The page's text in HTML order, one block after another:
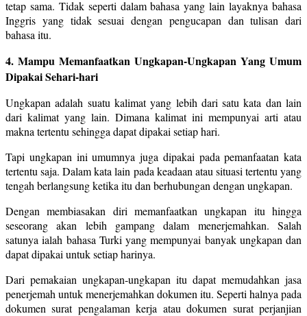
tetap sama. Tidak seperti dalam bahasa yang lain layaknya bahasa
Inggris yang tidak sesuai dengan pengucapan dan tulisan dari
bahasa itu.
4. Mampu Memanfaatkan Ungkapan-Ungkapan Yang Umum
Dipakai Sehari-hari
Ungkapan adalah suatu kalimat yang lebih dari satu kata dan lain
dari kalimat yang lain. Dimana kalimat ini mempunyai arti atau
makna tertentu sehingga dapat dipakai setiap hari.
Tapi ungkapan ini umumnya juga dipakai pada pemanfaatan kata
tertentu saja. Dalam kata lain pada keadaan atau situasi tertentu yang
tengah berlangsung ketika itu dan berhubungan dengan ungkapan.
Dengan membiasakan diri memanfaatkan ungkapan itu hingga
seseorang akan lebih gampang dalam menerjemahkan. Salah
satunya ialah bahasa Turki yang mempunyai banyak ungkapan dan
dapat dipakai untuk setiap harinya.
Dari pemakaian ungkapan-ungkapan itu dapat memudahkan jasa
penerjemah untuk menerjemahkan dokumen itu. Seperti halnya pada
dokumen surat pengalaman kerja atau dokumen surat perjanjian